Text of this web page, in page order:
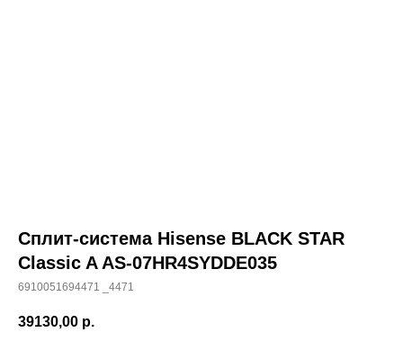
Сплит-система Hisense BLACK STAR
Classic A AS-07HR4SYDDE035
6910051694471 _4471
39130,00 р.